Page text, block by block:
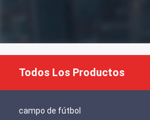
Todos Los Productos
campo de fútbol